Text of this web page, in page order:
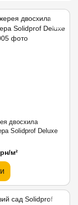
двосхила
Solidprof Deluxe
м²